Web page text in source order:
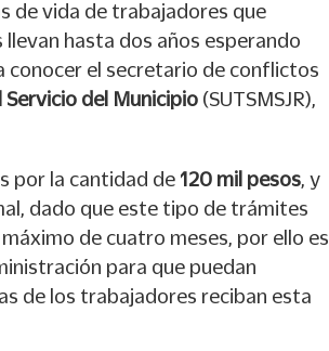
de vida de trabajadores que
hasta dos años esperando
conocer el secretario de conflictos
del Municipio (SUTSMSJR),
por la cantidad de 120 mil pesos, y
dado que este tipo de trámites
de cuatro meses, por ello es
para que puedan
de los trabajadores reciban esta